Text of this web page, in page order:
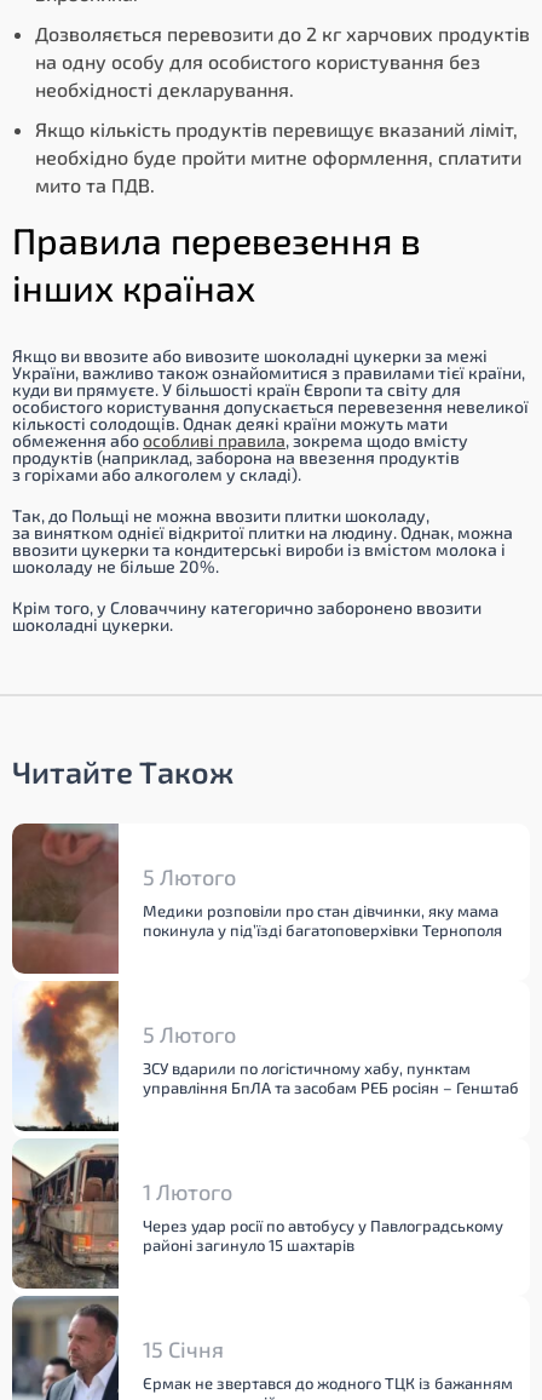
Дозволяється перевозити до 2 кг харчових продуктів
на одну особу для особистого користування без
необхідності декларування.
Якщо кількість продуктів перевищує вказаний ліміт,
необхідно буде пройти митне оформлення, сплатити
мито та ПДВ.
Правила перевезення в
інших країнах
Якщо ви ввозите або вивозите шоколадні цукерки за межі
України, важливо також ознайомитися з правилами тієї країни,
куди ви прямуєте. У більшості країн Європи та світу для
особистого користування допускається перевезення невеликої
кількості солодощів. Однак деякі країни можуть мати
обмеження абоособливі правила, зокрема щодо вмісту
продуктів (наприклад, заборона на ввезення продуктів
з горіхами або алкоголем у складі).
Так, до Польщі не можна ввозити плитки шоколаду,
за винятком однієї відкритої плитки на людину. Однак, можна
ввозити цукерки та кондитерські вироби із вмістом молока і
шоколаду не більше 20%.
Крім того,у Словаччину категорично заборонено ввозити
шоколадні цукерки.
Читайте Також
5 Лютого
Медики розповіли про стан дівчинки, яку мама
покинула у під’їзді багатоповерхівки Тернополя
5 Лютого
ЗСУ вдарили по логістичному хабу, пунктам
управління БпЛА та засобам РЕБ росіян – Генштаб
1 Лютого
Через удар росії по автобусу у Павлоградському
районі загинуло 15 шахтарів
15 Січня
Єрмак не звертався до жодного ТЦК із бажанням